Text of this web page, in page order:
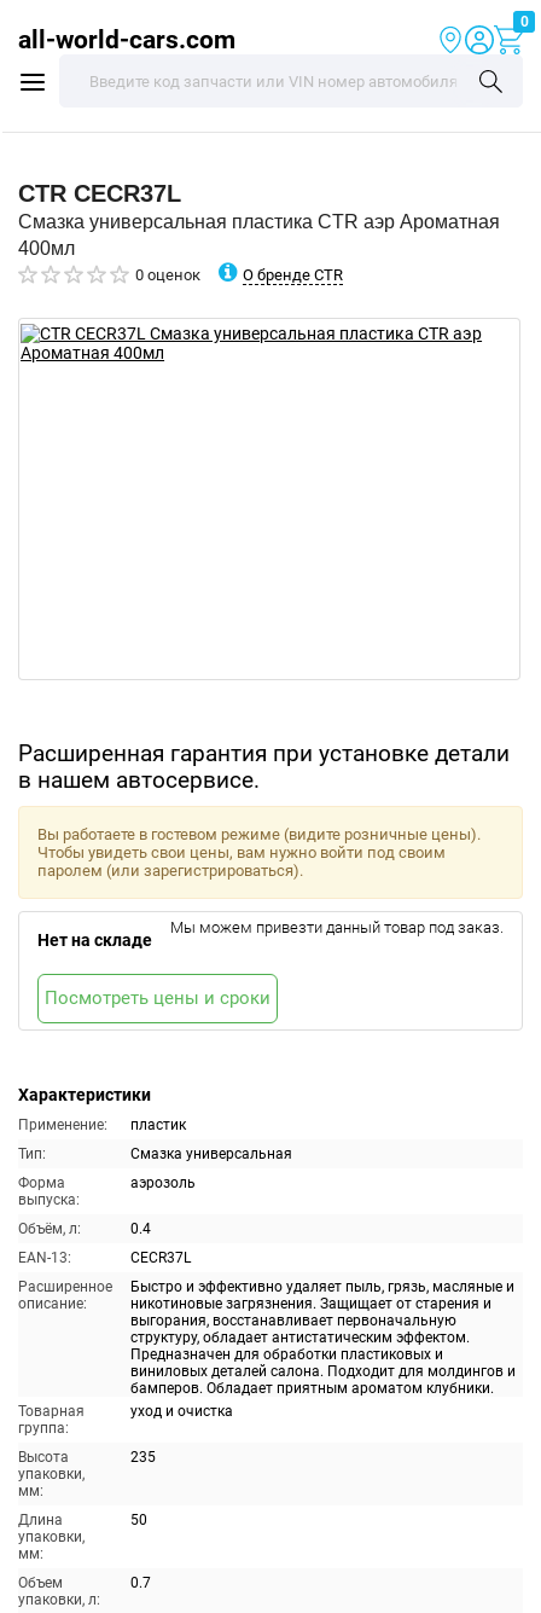
all-world-cars.com
0
CTR CECR37L
Смазка универсальная пластика CTR аэр Ароматная
400мл
0 оценок О бренде CTR
Расширенная гарантия при установке детали
в нашем автосервисе.
Характеристики
Применение:
пластик
Тип:
Смазка универсальная
Форма
выпуска:
аэрозоль
Объём, л:
0.4
EAN-13:
CECR37L
Расширенное
описание:
Быстро и эффективно удаляет пыль, грязь, масляные и
никотиновые загрязнения. Защищает от старения и
выгорания, восстанавливает первоначальную
структуру, обладает антистатическим эффектом.
Предназначен для обработки пластиковых и
виниловых деталей салона. Подходит для молдингов и
бамперов. Обладает приятным ароматом клубники.
Товарная
группа:
уход и очистка
Высота
упаковки,
мм:
235
Длина
упаковки,
мм:
50
Объем
упаковки, л:
0.7
Вы работаете в гостевом режиме (видите розничные цены).
Чтобы увидеть свои цены, вам нужно войти под своим
паролем (или зарегистрироваться).
Нет на складе
Мы можем привезти данный товар под заказ.
Посмотреть цены и сроки